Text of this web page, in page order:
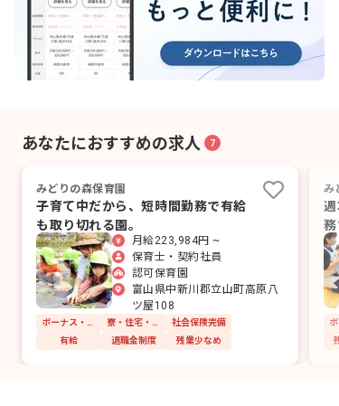
あなたにおすすめの求人 7
みどりの森保育園
子育て中だから、短時間勤務で有給
も取り切れる園。
月給223,984円 ~
保育士・契約社員
認可保育園
富山県中新川郡立山町高原八
ツ屋108
社会保険完備
有給
退職金制度 残業少なめ
み